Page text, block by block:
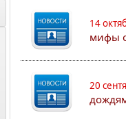
14
мифы
20